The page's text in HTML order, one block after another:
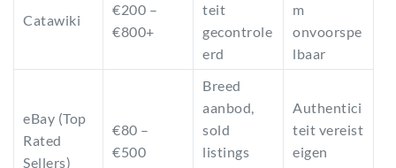
Catawiki
€200 –
€800+
teit
gecontrole
erd
m
onvoorspe
lbaar
eBay (Top
Rated
Sellers)
€80 –
€500
Breed
aanbod,
sold
listings
Authentici
teit vereist
eigen